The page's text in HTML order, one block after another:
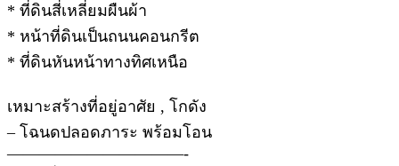
* ที่ดินสี่เหลี่ยมผืนผ้า
* หน้าที่ดินเป็นถนนคอนกรีต
* ที่ดินหันหน้าทางทิศเหนือ
เหมาะสร้างที่อยู่อาศัย , โกดัง
– โฉนดปลอดภาระ พร้อมโอน
———————————-